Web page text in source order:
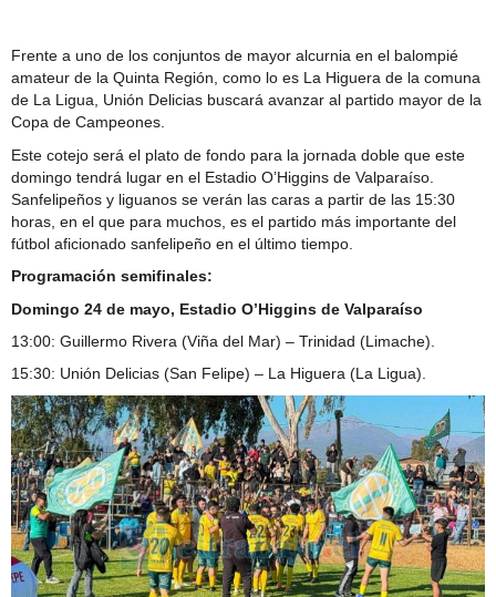
Frente a uno de los conjuntos de mayor alcurnia en el balompié
amateur de la Quinta Región, como lo es La Higuera de la comuna
de La Ligua, Unión Delicias buscará avanzar al partido mayor de la
Copa de Campeones.
Este cotejo será el plato de fondo para la jornada doble que este
domingo tendrá lugar en el Estadio O’Higgins de Valparaíso.
Sanfelipeños y liguanos se verán las caras a partir de las 15:30
horas, en el que para muchos, es el partido más importante del
fútbol aficionado sanfelipeño en el último tiempo.
Programación semifinales:
Domingo 24 de mayo, Estadio O’Higgins de Valparaíso
13:00: Guillermo Rivera (Viña del Mar) – Trinidad (Limache).
15:30: Unión Delicias (San Felipe) – La Higuera (La Ligua).